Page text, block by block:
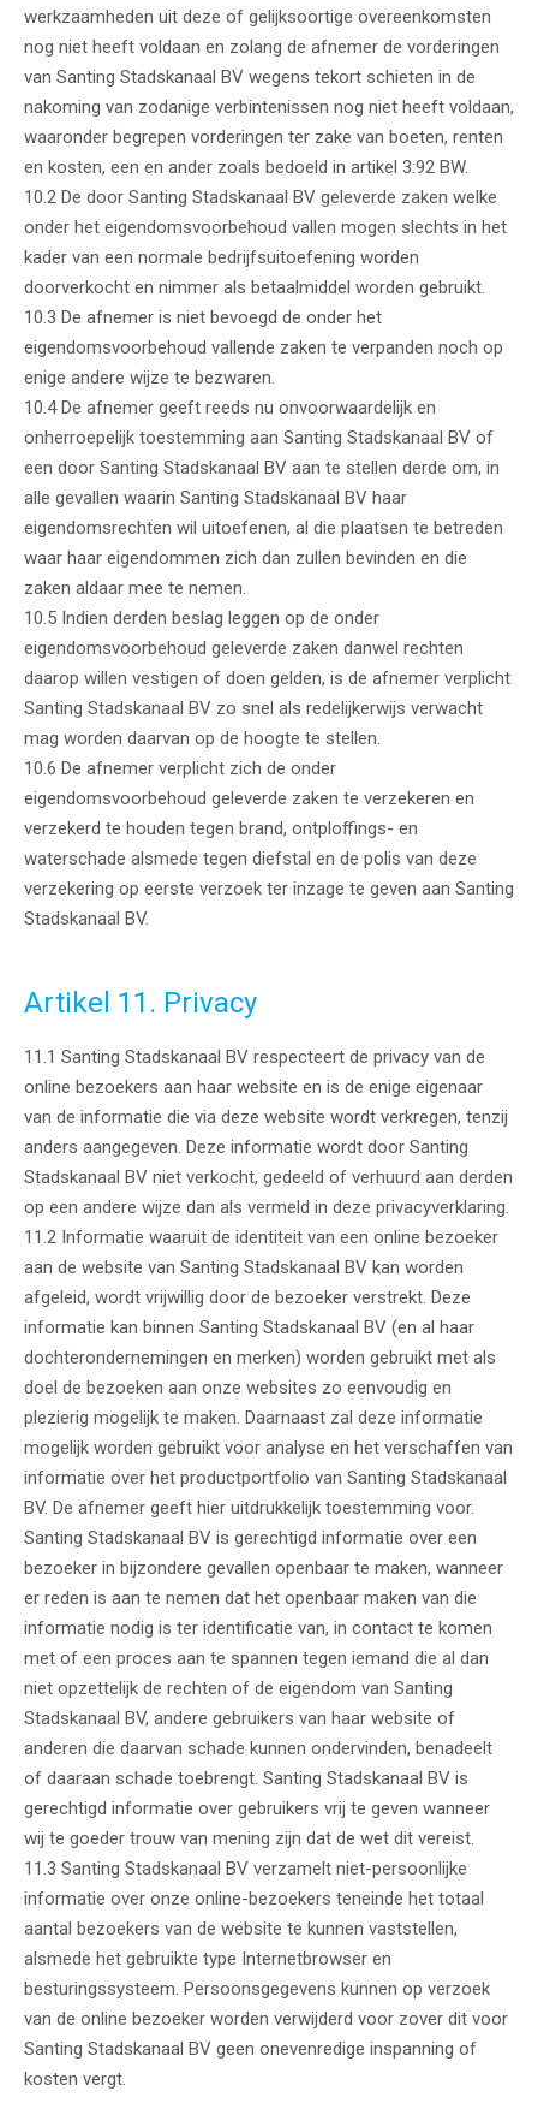
werkzaamheden uit deze of gelijksoortige overeenkomsten
nog niet heeft voldaan en zolang de afnemer de vorderingen
van Santing Stadskanaal BV wegens tekort schieten in de
nakoming van zodanige verbintenissen nog niet heeft voldaan,
waaronder begrepen vorderingen ter zake van boeten, renten
en kosten, een en ander zoals bedoeld in artikel 3:92 BW.
10.2 De door Santing Stadskanaal BV geleverde zaken welke
onder het eigendomsvoorbehoud vallen mogen slechts in het
kader van een normale bedrijfsuitoefening worden
doorverkocht en nimmer als betaalmiddel worden gebruikt.
10.3 De afnemer is niet bevoegd de onder het
eigendomsvoorbehoud vallende zaken te verpanden noch op
enige andere wijze te bezwaren.
10.4 De afnemer geeft reeds nu onvoorwaardelijk en
onherroepelijk toestemming aan Santing Stadskanaal BV of
een door Santing Stadskanaal BV aan te stellen derde om, in
alle gevallen waarin Santing Stadskanaal BV haar
eigendomsrechten wil uitoefenen, al die plaatsen te betreden
waar haar eigendommen zich dan zullen bevinden en die
zaken aldaar mee te nemen.
10.5 Indien derden beslag leggen op de onder
eigendomsvoorbehoud geleverde zaken danwel rechten
daarop willen vestigen of doen gelden, is de afnemer verplicht
Santing Stadskanaal BV zo snel als redelijkerwijs verwacht
mag worden daarvan op de hoogte te stellen.
10.6 De afnemer verplicht zich de onder
eigendomsvoorbehoud geleverde zaken te verzekeren en
verzekerd te houden tegen brand, ontploffings- en
waterschade alsmede tegen diefstal en de polis van deze
verzekering op eerste verzoek ter inzage te geven aan Santing
Stadskanaal BV.
Artikel 11. Privacy
11.1 Santing Stadskanaal BV respecteert de privacy van de
online bezoekers aan haar website en is de enige eigenaar
van de informatie die via deze website wordt verkregen, tenzij
anders aangegeven. Deze informatie wordt door Santing
Stadskanaal BV niet verkocht, gedeeld of verhuurd aan derden
op een andere wijze dan als vermeld in deze privacyverklaring.
11.2 Informatie waaruit de identiteit van een online bezoeker
aan de website van Santing Stadskanaal BV kan worden
afgeleid, wordt vrijwillig door de bezoeker verstrekt. Deze
informatie kan binnen Santing Stadskanaal BV (en al haar
dochterondernemingen en merken) worden gebruikt met als
doel de bezoeken aan onze websites zo eenvoudig en
plezierig mogelijk te maken. Daarnaast zal deze informatie
mogelijk worden gebruikt voor analyse en het verschaffen van
informatie over het productportfolio van Santing Stadskanaal
BV. De afnemer geeft hier uitdrukkelijk toestemming voor.
Santing Stadskanaal BV is gerechtigd informatie over een
bezoeker in bijzondere gevallen openbaar te maken, wanneer
er reden is aan te nemen dat het openbaar maken van die
informatie nodig is ter identificatie van, in contact te komen
met of een proces aan te spannen tegen iemand die al dan
niet opzettelijk de rechten of de eigendom van Santing
Stadskanaal BV, andere gebruikers van haar website of
anderen die daarvan schade kunnen ondervinden, benadeelt
of daaraan schade toebrengt. Santing Stadskanaal BV is
gerechtigd informatie over gebruikers vrij te geven wanneer
wij te goeder trouw van mening zijn dat de wet dit vereist.
11.3 Santing Stadskanaal BV verzamelt niet-persoonlijke
informatie over onze online-bezoekers teneinde het totaal
aantal bezoekers van de website te kunnen vaststellen,
alsmede het gebruikte type Internetbrowser en
besturingssysteem. Persoonsgegevens kunnen op verzoek
van de online bezoeker worden verwijderd voor zover dit voor
Santing Stadskanaal BV geen onevenredige inspanning of
kosten vergt.